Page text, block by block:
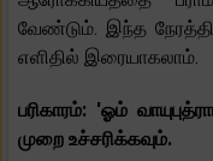
வேண்டும். இந்த
எளிதில் இரையாகலாம்.
பரிகாரம்: 'ஓம்
முறை உச்சரிக்கவும்.